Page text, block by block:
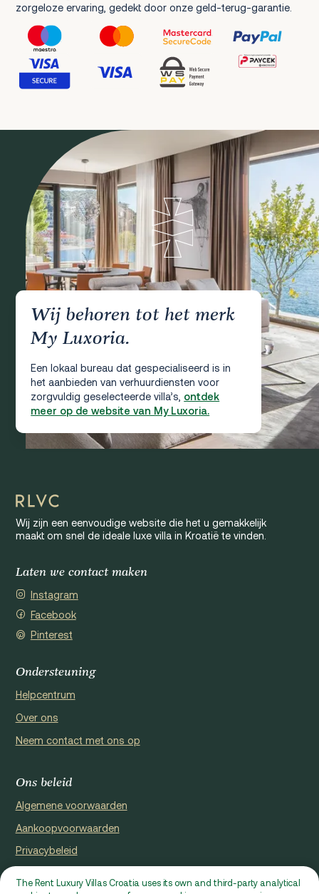
zorgeloze ervaring, gedekt door onze geld-terug-garantie.
Wij behoren tot het merk
My Luxoria.
Een lokaal bureau dat gespecialiseerd is in
het aanbieden van verhuurdiensten voor
zorgvuldig geselecteerde villa’s, ontdek
meer op de website van My Luxoria.
Wij zijn een eenvoudige website die het u gemakkelijk
maakt om snel de ideale luxe villa in Kroatië te vinden.
Laten we contact maken
Instagram
Facebook
Pinterest
Ondersteuning
Helpcentrum
Over ons
Neem contact met ons op
Ons beleid
Algemene voorwaarden
Aankoopvoorwaarden
Privacybeleid
The Rent Luxury Villas Croatia uses its own and third-party analytical